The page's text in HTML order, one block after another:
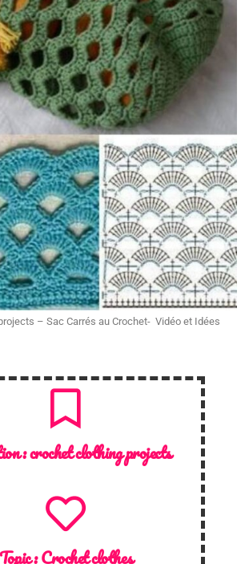
– Sac Carrés au Crochet- Vidéo et Idées
:crochet clothing projects
Topic :Crochet clothes